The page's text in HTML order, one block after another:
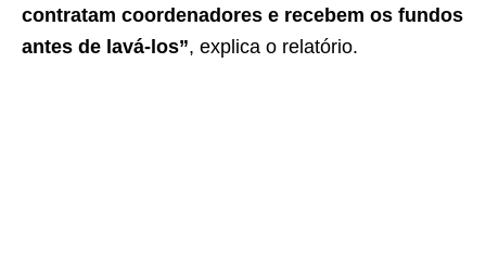
contratam coordenadores e recebem os fundos
antes de lavá-los”, explica o relatório.